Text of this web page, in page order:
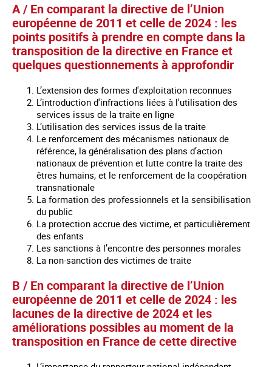
A / En comparant la directive de l’Union
européenne de 2011 et celle de 2024 : les
points positifs à prendre en compte dans la
transposition de la directive en France et
quelques questionnements à approfondir
L’extension des formes d'exploitation reconnues
L’introduction d'infractions liées à l'utilisation des
services issus de la traite en ligne
L’utilisation des services issus de la traite
Le renforcement des mécanismes nationaux de
référence, la généralisation des plans d’action
nationaux de prévention et lutte contre la traite des
êtres humains, et le renforcement de la coopération
transnationale
La formation des professionnels et la sensibilisation
du public
La protection accrue des victime, et particulièrement
des enfants
Les sanctions à l’encontre des personnes morales
La non-sanction des victimes de traite
B / En comparant la directive de l’Union
européenne de 2011 et celle de 2024 : les
lacunes de la directive de 2024 et les
améliorations possibles au moment de la
transposition en France de cette directive